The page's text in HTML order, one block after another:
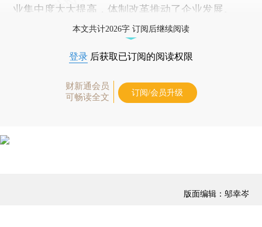
业集中度大大提高，体制改革推动了企业发展。
本文共计2026字 订阅后继续阅读
登录 后获取已订阅的阅读权限
财新通会员
可畅读全文
订阅/会员升级
版面编辑：邬幸岑